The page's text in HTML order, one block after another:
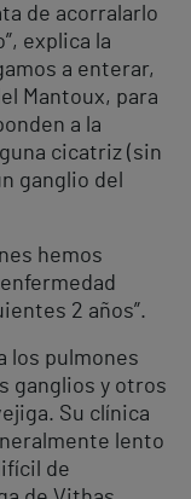
de acorralarlo
explica la
a enterar,
Mantoux, para
a la
cicatriz (sin
ganglio del
hemos
2 años”.
los pulmones
ganglios y otros
Su clínica
lento
de